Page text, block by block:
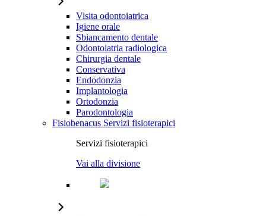
Visita odontoiatrica
Igiene orale
Sbiancamento dentale
Odontoiatria radiologica
Chirurgia dentale
Conservativa
Endodonzia
Implantologia
Ortodonzia
Parodontologia
Fisiobenacus Servizi fisioterapici
Servizi fisioterapici
Vai alla divisione